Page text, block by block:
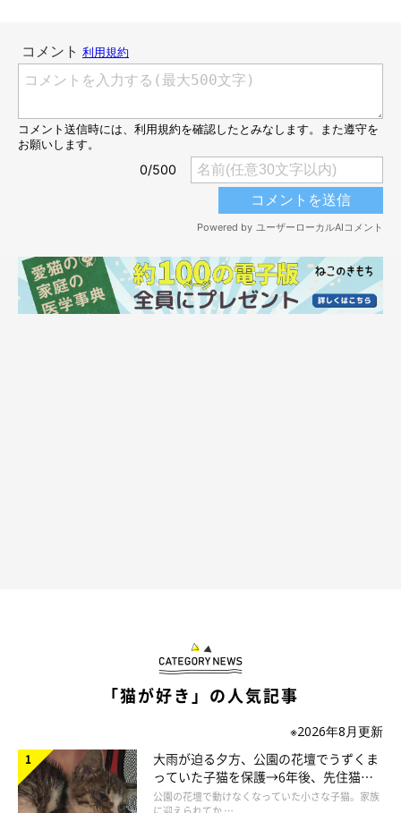
「猫が好き」の人気記事
※2026年8月更新
大雨が迫る夕方、公園の花壇でうずくま
っていた子猫を保護→6年後、先住猫
と“姉妹”のような関係に
公園の花壇で動けなくなっていた小さな子猫。家族